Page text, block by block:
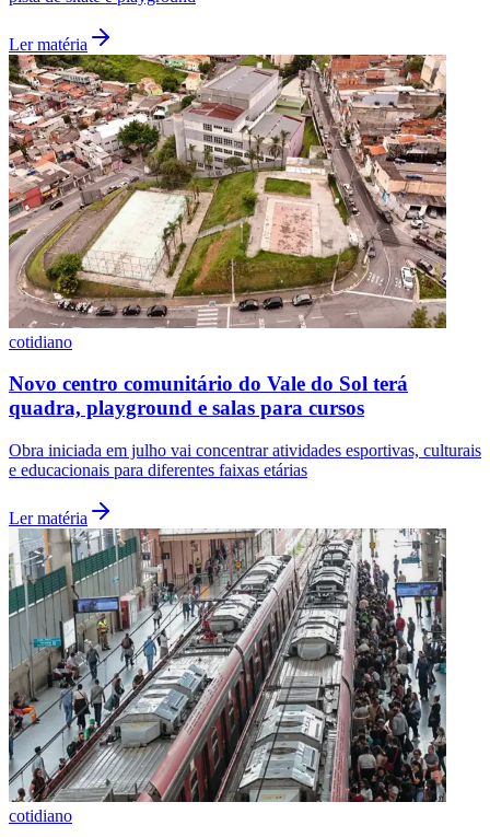
Fluminense
Ler matéria
cotidiano
Novo centro comunitário do Vale do Sol terá
quadra, playground e salas para cursos
Obra iniciada em julho vai concentrar atividades esportivas, culturais
e educacionais para diferentes faixas etárias
Ler matéria
cotidiano